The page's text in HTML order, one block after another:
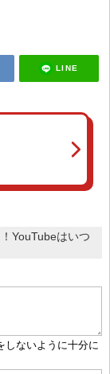
LINE
YouTubeはいつ